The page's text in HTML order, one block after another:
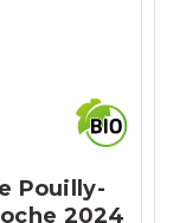
Pouilly-
2024